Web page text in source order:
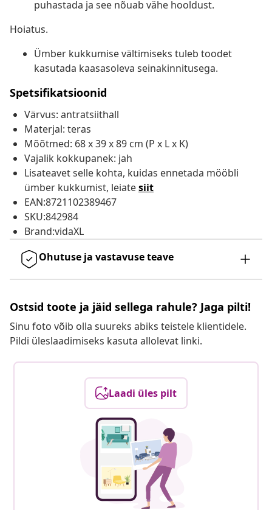
puhastada ja see nõuab vähe hooldust.
Hoiatus.
Ümber kukkumise vältimiseks tuleb toodet
kasutada kaasasoleva seinakinnitusega.
Spetsifikatsioonid
Värvus: antratsiithall
Materjal: teras
Mõõtmed: 68 x 39 x 89 cm (P x L x K)
Vajalik kokkupanek: jah
Lisateavet selle kohta, kuidas ennetada mööbli
ümber kukkumist, leiatesiit
EAN:8721102389467
SKU:842984
Brand:vidaXL
Ohutuse ja vastavuse teave
Ostsid toote ja jäid sellega rahule? Jaga pilti!
Sinu foto võib olla suureks abiks teistele klientidele.
Pildi üleslaadimiseks kasuta allolevat linki.
Laadi üles pilt